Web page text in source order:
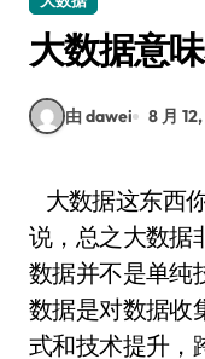
大数据意
由 dawei 8 月
大数据这东西你说一套他说一套，不管怎么
说，总之大数据
数据并不是单纯
数据是对数据收
式和技术提升，